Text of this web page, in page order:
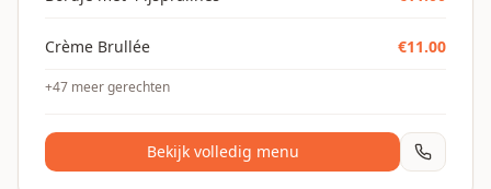
Crème Brullée €11.00
+47 meer gerechten
Bekijk volledig menu